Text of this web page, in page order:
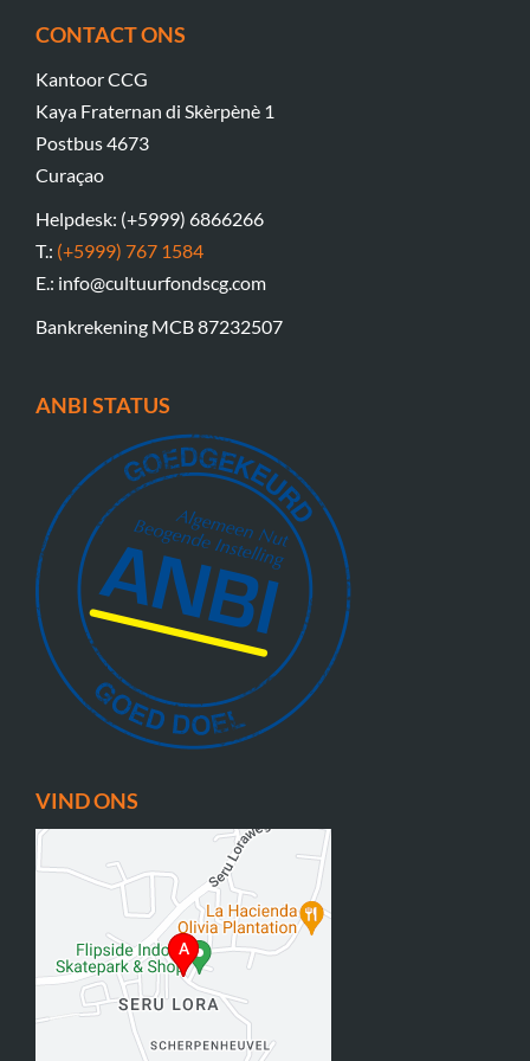
CONTACT ONS
Kantoor CCG
Kaya Fraternan di Skèrpènè 1
Postbus 4673
Curaçao
Helpdesk: (+5999) 6866266
T.: (+5999) 767 1584
E.: info@cultuurfondscg.com
Bankrekening MCB 87232507
ANBI STATUS
VIND ONS